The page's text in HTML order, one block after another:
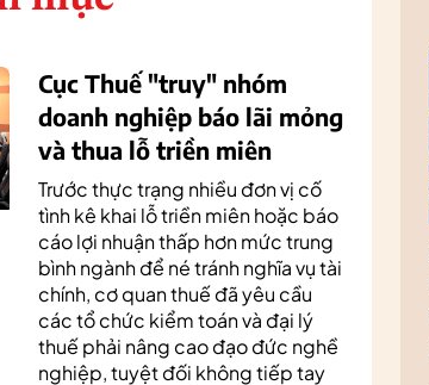
Cục Thuế "truy" nhóm
doanh nghiệp báo lãi mỏng
và thua lỗ triền miên
Trước thực trạng nhiều đơn vị cố
tình kê khai lỗ triền miên hoặc báo
cáo lợi nhuận thấp hơn mức trung
bình ngành để né tránh nghĩa vụ tài
chính, cơ quan thuế đã yêu cầu
các tổ chức kiểm toán và đại lý
thuế phải nâng cao đạo đức nghề
nghiệp, tuyệt đối không tiếp tay